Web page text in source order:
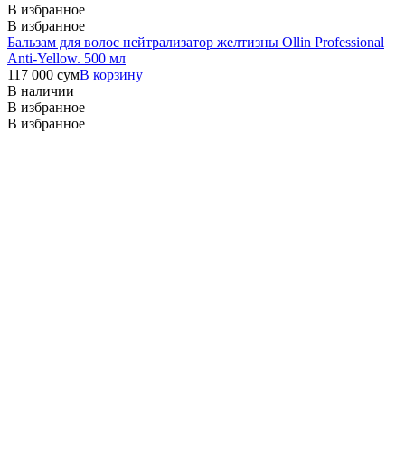
В избранное
В избранное
Бальзам для волос нейтрализатор желтизны Ollin Professional
Anti-Yellow. 500 мл
117 000 сумВ корзину
В наличии
В избранное
В избранное